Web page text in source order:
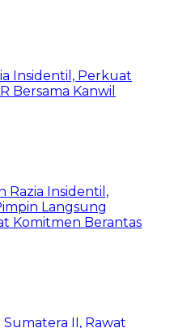
Insidentil, Perkuat
Bersama Kanwil
Razia Insidentil,
Langsung
Komitmen Berantas
Sumatera II, Rawat